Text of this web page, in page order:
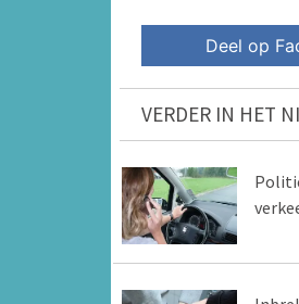
Deel op
VERDER IN HET